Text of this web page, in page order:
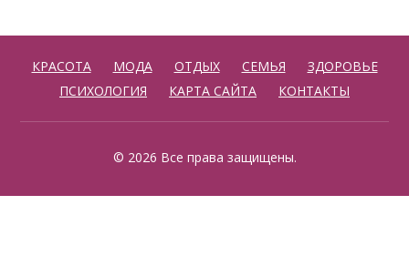
КРАСОТА МОДА ОТДЫХ СЕМЬЯ
ЗДОРОВЬЕ
ПСИХОЛОГИЯ
КАРТА САЙТА КОНТАКТЫ
© 2026 Все права защищены.